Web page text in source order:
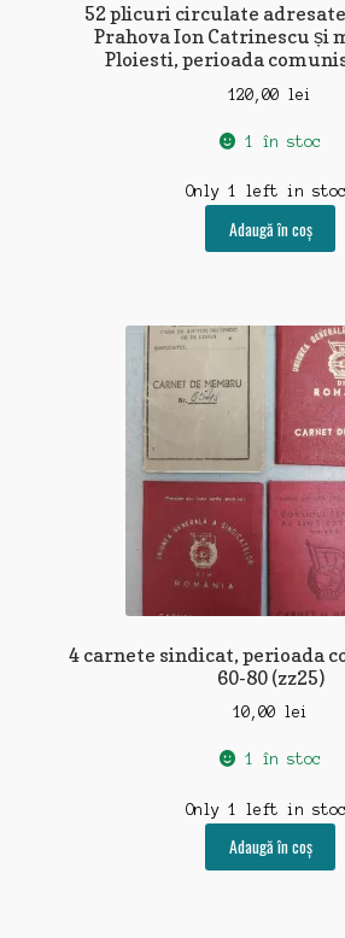
52 plicuri circulate
Prahova Ion Catrinescu și
Ploiesti, perioada
120,00 lei
1 în stoc
Only 1 left in
Adaugă în coș
4 carnete sindicat, perioada
60-80 (zz25)
10,00 lei
1 în stoc
Only 1 left in
Adaugă în coș